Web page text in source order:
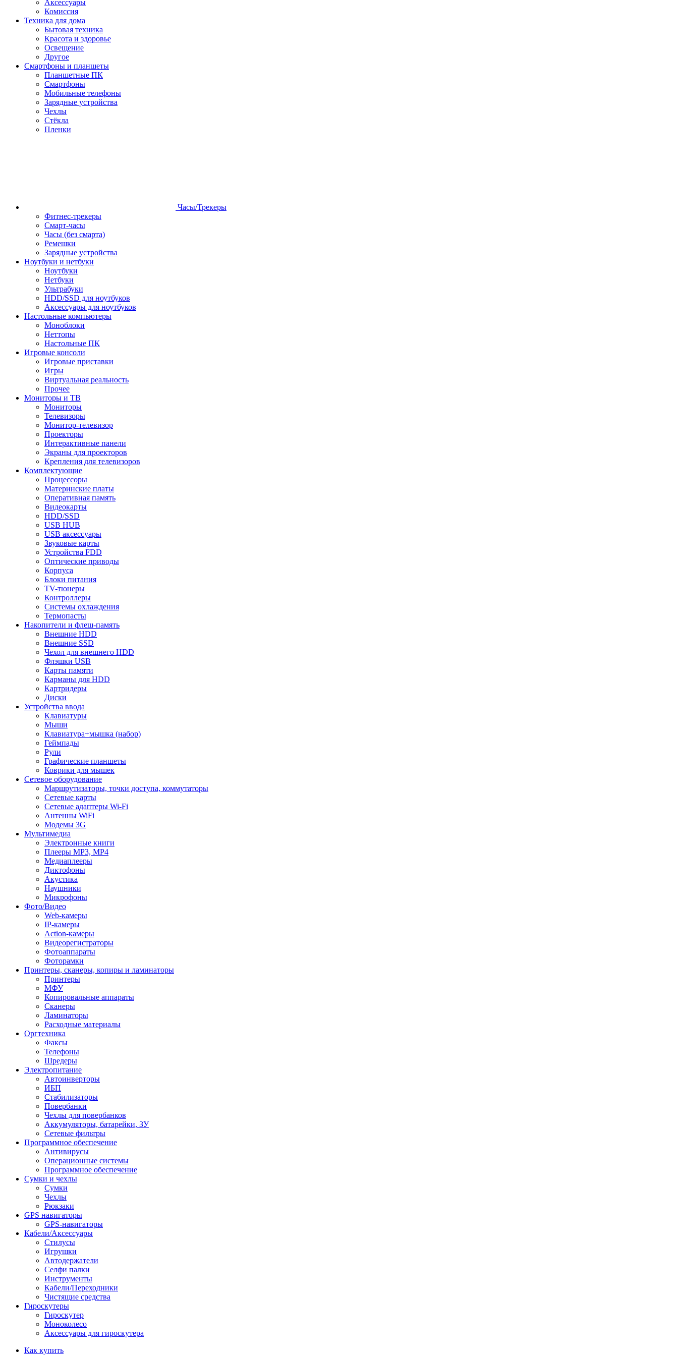
Аксессуары
Комиссия
Техника для дома
Бытовая техника
Красота и здоровье
Освещение
Другое
Смартфоны и планшеты
Планшетные ПК
Смартфоны
Мобильные телефоны
Зарядные устройства
Чехлы
Стёкла
Пленки
Часы/Трекеры
Фитнес-трекеры
Смарт-часы
Часы (без смарта)
Ремешки
Зарядные устройства
Ноутбуки и нетбуки
Ноутбуки
Нетбуки
Ультрабуки
HDD/SSD для ноутбуков
Аксессуары для ноутбуков
Настольные компьютеры
Моноблоки
Неттопы
Настольные ПК
Игровые консоли
Игровые приставки
Игры
Виртуальная реальность
Прочее
Мониторы и ТВ
Мониторы
Телевизоры
Монитор-телевизор
Проекторы
Интерактивные панели
Экраны для проекторов
Крепления для телевизоров
Комплектующие
Процессоры
Материнские платы
Оперативная память
Видеокарты
HDD/SSD
USB HUB
USB аксессуары
Звуковые карты
Устройства FDD
Оптические приводы
Корпуса
Блоки питания
TV-тюнеры
Контроллеры
Системы охлаждения
Термопасты
Накопители и флеш-память
Внешние HDD
Внешние SSD
Чехол для внешнего HDD
Флэшки USB
Карты памяти
Карманы для HDD
Картридеры
Диски
Устройства ввода
Клавиатуры
Мыши
Клавиатура+мышка (набор)
Геймпады
Рули
Графические планшеты
Коврики для мышек
Сетевое оборудование
Маршрутизаторы, точки доступа, коммутаторы
Сетевые карты
Сетевые адаптеры Wi-Fi
Антенны WiFi
Модемы 3G
Мультимедиа
Электронные книги
Плееры MP3, MP4
Медиаплееры
Диктофоны
Акустика
Наушники
Микрофоны
Фото/Видео
Web-камеры
IP-камеры
Action-камеры
Видеорегистраторы
Фотоаппараты
Фоторамки
Принтеры, сканеры, копиры и ламинаторы
Принтеры
МФУ
Копировальные аппараты
Сканеры
Ламинаторы
Расходные материалы
Оргтехника
Факсы
Телефоны
Шредеры
Электропитание
Автоинверторы
ИБП
Стабилизаторы
Повербанки
Чехлы для повербанков
Аккумуляторы, батарейки, ЗУ
Сетевые фильтры
Программное обеспечение
Антивирусы
Операционные системы
Программное обеспечение
Сумки и чехлы
Сумки
Чехлы
Рюкзаки
GPS навигаторы
GPS-навигаторы
Кабели/Аксессуары
Стилусы
Игрушки
Автодержатели
Селфи палки
Инструменты
Кабели/Переходники
Чистящие средства
Гироскутеры
Гироскутер
Моноколесо
Аксессуары для гироскутера
Как купить